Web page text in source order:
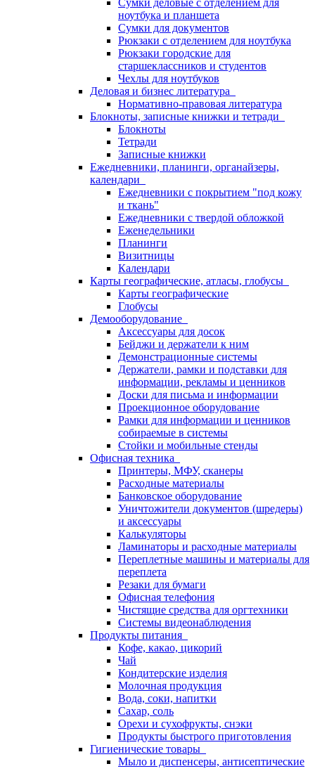
Сумки деловые с отделением для
ноутбука и планшета
Сумки для документов
Рюкзаки с отделением для ноутбука
Рюкзаки городские для
старшеклассников и студентов
Чехлы для ноутбуков
Деловая и бизнес литература
Нормативно-правовая литература
Блокноты, записные книжки и тетради
Блокноты
Тетради
Записные книжки
Ежедневники, планинги, органайзеры,
календари
Ежедневники с покрытием "под кожу
и ткань"
Ежедневники с твердой обложкой
Еженедельники
Планинги
Визитницы
Календари
Карты географические, атласы, глобусы
Карты географические
Глобусы
Демооборудование
Аксессуары для досок
Бейджи и держатели к ним
Демонстрационные системы
Держатели, рамки и подставки для
информации, рекламы и ценников
Доски для письма и информации
Проекционное оборудование
Рамки для информации и ценников
собираемые в системы
Стойки и мобильные стенды
Офисная техника
Принтеры, МФУ, сканеры
Расходные материалы
Банковское оборудование
Уничтожители документов (шредеры)
и аксессуары
Калькуляторы
Ламинаторы и расходные материалы
Переплетные машины и материалы для
переплета
Резаки для бумаги
Офисная телефония
Чистящие средства для оргтехники
Системы видеонаблюдения
Продукты питания
Кофе, какао, цикорий
Чай
Кондитерские изделия
Молочная продукция
Вода, соки, напитки
Сахар, соль
Орехи и сухофрукты, снэки
Продукты быстрого приготовления
Гигиенические товары
Мыло и диспенсеры, антисептические